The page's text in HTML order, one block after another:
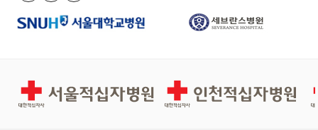
서울적십자병원 인천적십자병원